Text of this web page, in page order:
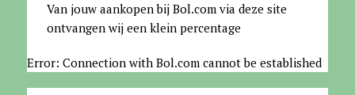
Van jouw aankopen bij Bol.com via deze site
ontvangen wij een klein percentage
Error: Connection with Bol.com cannot be established